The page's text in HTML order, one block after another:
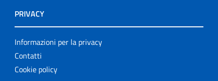
PRIVACY
Informazioni per la privacy
Contatti
Cookie policy